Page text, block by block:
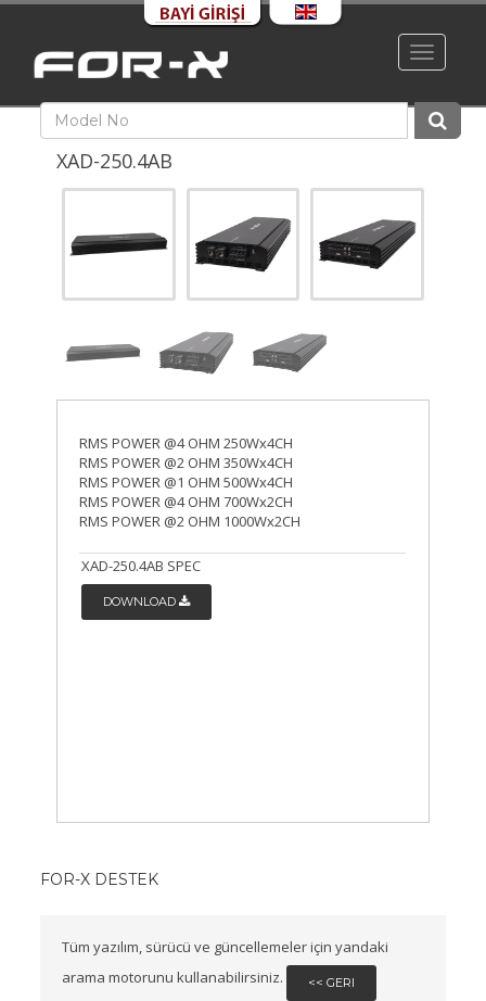
Toggle
XAD-250.4AB
RMS POWER @4 OHM 250Wx4CH
RMS POWER @2 OHM 350Wx4CH
RMS POWER @1 OHM 500Wx4CH
RMS POWER @4 OHM 700Wx2CH
RMS POWER @2 OHM 1000Wx2CH
XAD-250.4AB SPEC
DOWNLOAD
FOR-X DESTEK
Tüm yazılım, sürücü ve güncellemeler için yandaki
arama motorunu kullanabilirsiniz.
<< GERI